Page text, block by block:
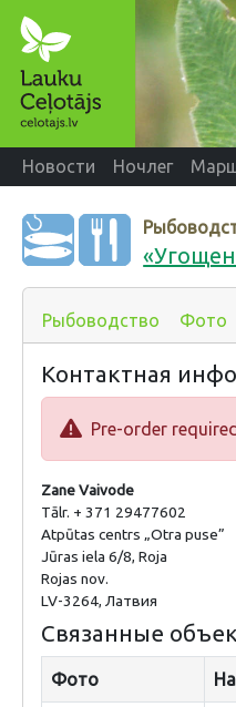
Новости Ночлег
Рыбоводство Фото
Контактная
Pre-order
Zane Vaivode
Tālr. + 371 29477602
Atpūtas centrs „Otra puse”
Jūras iela 6/8, Roja
Rojas nov.
LV-3264, Латвия
Связанные
Фото